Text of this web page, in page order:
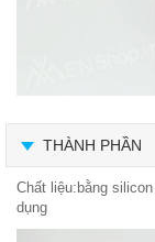
THÀNH PHẦN
Chất liệu:bằng
dụng